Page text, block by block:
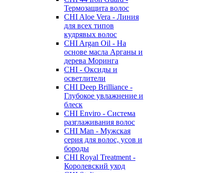
Термозащита волос
CHI Aloe Vera - Линия
для всех типов
кудрявых волос
CHI Argan Oil - На
основе масла Арганы и
дерева Моринга
CHI - Оксиды и
осветлители
CHI Deep Brilliance -
Глубокое увлажнение и
блеск
CHI Enviro - Система
разглаживания волос
CHI Man - Мужская
серия для волос, усов и
бороды
CHI Royal Treatment -
Королевский уход